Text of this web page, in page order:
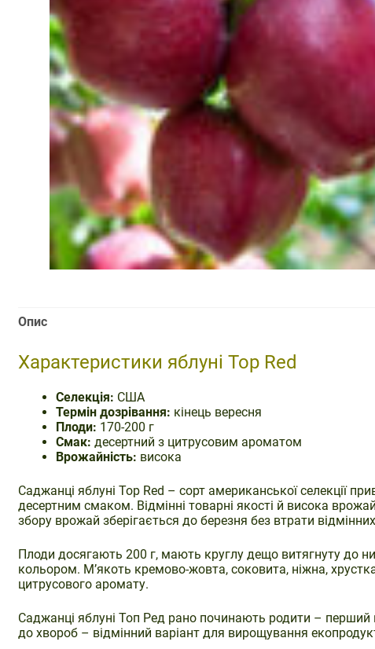
Опис
Характеристики яблуні Top Red
Селекція: США
Термін дозрівання: кінець вересня
Плоди: 170-200 г
Смак: десертний з цитрусовим ароматом
Врожайність: висока
Саджанці яблуні Top Red – сорт американської селекції
десертним смаком. Відмінні товарні якості й висока
збору врожай зберігається до березня без втрати
Плоди досягають 200 г, мають круглу дещо витягнуту до
кольором. М’якоть кремово-жовта, соковита, ніжна,
цитрусового аромату.
Саджанці яблуні Топ Ред рано починають родити – перший
до хвороб – відмінний варіант для вирощування